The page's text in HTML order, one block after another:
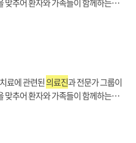
맞추어 환자와 가족들이 함께하는
좌를 실시하게 되었습니다. 이번
육하고 더불어 암환자의 운동관리에
자와 가족분들의 많...
료에 관련된 의료진과 전문가 그룹이
맞추어 환자와 가족들이 함께하는
좌를 실시하게 되었습니다. 이번
영양관리에 관한 정보제공 및
육을 진행합니다. 외래 및...